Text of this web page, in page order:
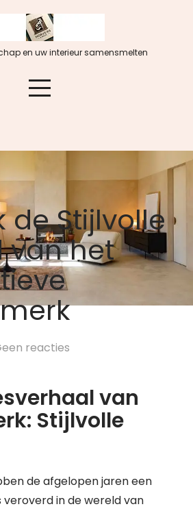
en uw interieur samensmelten
de Stijlvolle
van het
reacties
van
Stijlvolle
de afgelopen jaren een
in de wereld van